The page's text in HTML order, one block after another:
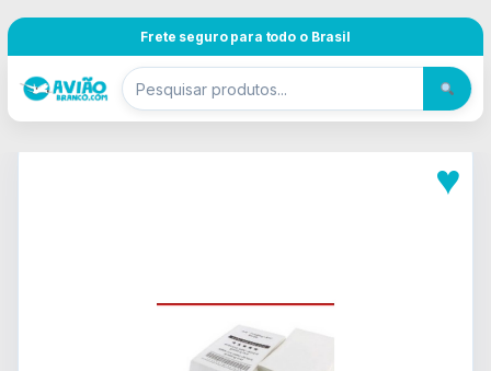
Frete seguro para todo o Brasil
♥